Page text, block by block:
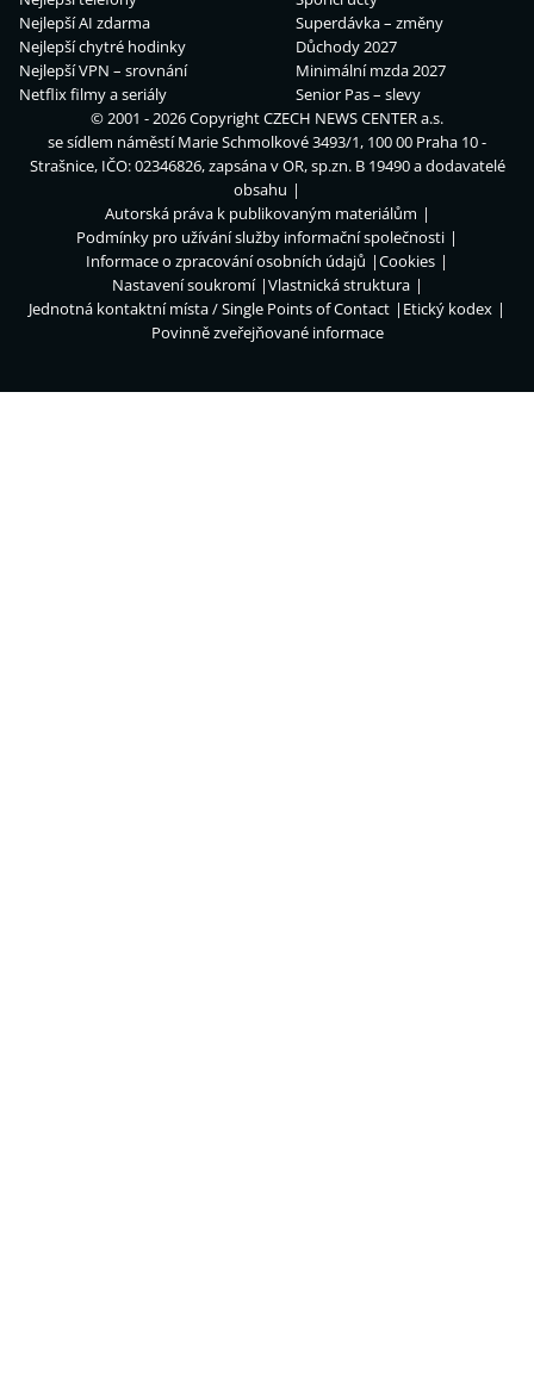
Nejlepší AI zdarma
Nejlepší chytré hodinky
Nejlepší VPN – srovnání
Netflix filmy a seriály
Superdávka – změny
Důchody 2027
Minimální mzda 2027
Senior Pas – slevy
© 2001 - 2026 CopyrightCZECH NEWS CENTER a.s.
se sídlem náměstí Marie Schmolkové 3493/1, 100 00 Praha 10 -
Strašnice, IČO: 02346826, zapsána v OR, sp.zn. B 19490 a dodavatelé
obsahu
Autorská práva k publikovaným materiálům
Podmínky pro užívání služby informační společnosti
Informace o zpracování osobních údajů
Cookies
Nastavení soukromí
Vlastnická struktura
Jednotná kontaktní místa / Single Points of Contact
Etický kodex
Povinně zveřejňované informace